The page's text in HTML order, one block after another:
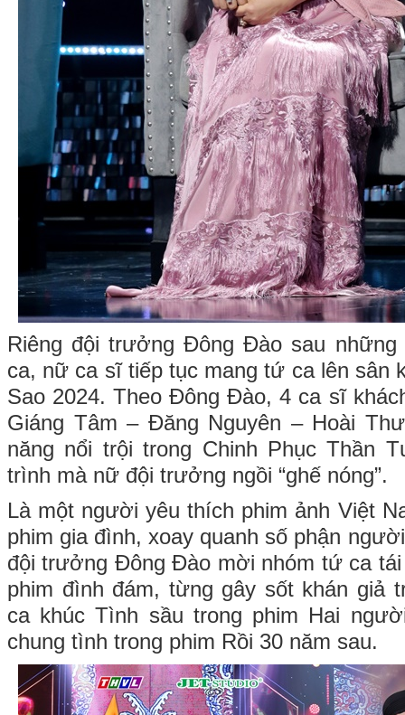
Riêng đội trưởng Đông Đào sau
ca, nữ ca sĩ tiếp tục mang tứ ca lên sân
Sao 2024. Theo Đông Đào, 4 ca sĩ
Giáng Tâm – Đăng Nguyên – Hoài
năng nổi trội trong Chinh Phục Thần
trình mà nữ đội trưởng ngồi “ghế nóng”.
Là một người yêu thích phim ảnh Việt
phim gia đình, xoay quanh số phận
đội trưởng Đông Đào mời nhóm tứ ca tái
phim đình đám, từng gây sốt khán giả
ca khúc Tình sầu trong phim Hai
chung tình trong phim Rồi 30 năm sau.